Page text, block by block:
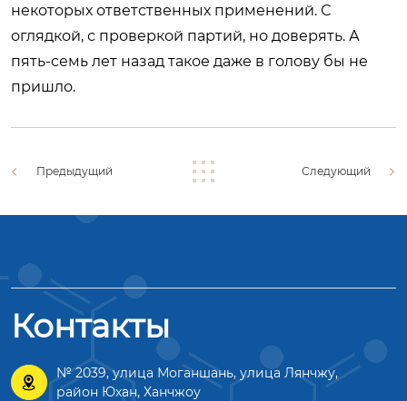
некоторых ответственных применений. С
оглядкой, с проверкой партий, но доверять. А
пять-семь лет назад такое даже в голову бы не
пришло.
Предыдущий Следующий
Контакты

№ 2039, улица Моганшань, улица Лянчжу,
район Юхан, Ханчжоу